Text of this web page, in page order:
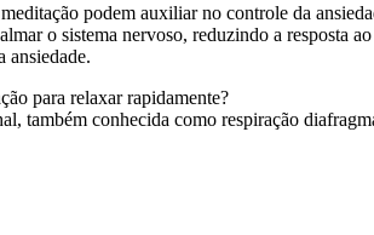
podem auxiliar no controle da
o sistema nervoso, reduzindo a resposta
ansiedade.
para relaxar rapidamente?
também conhecida como respiração